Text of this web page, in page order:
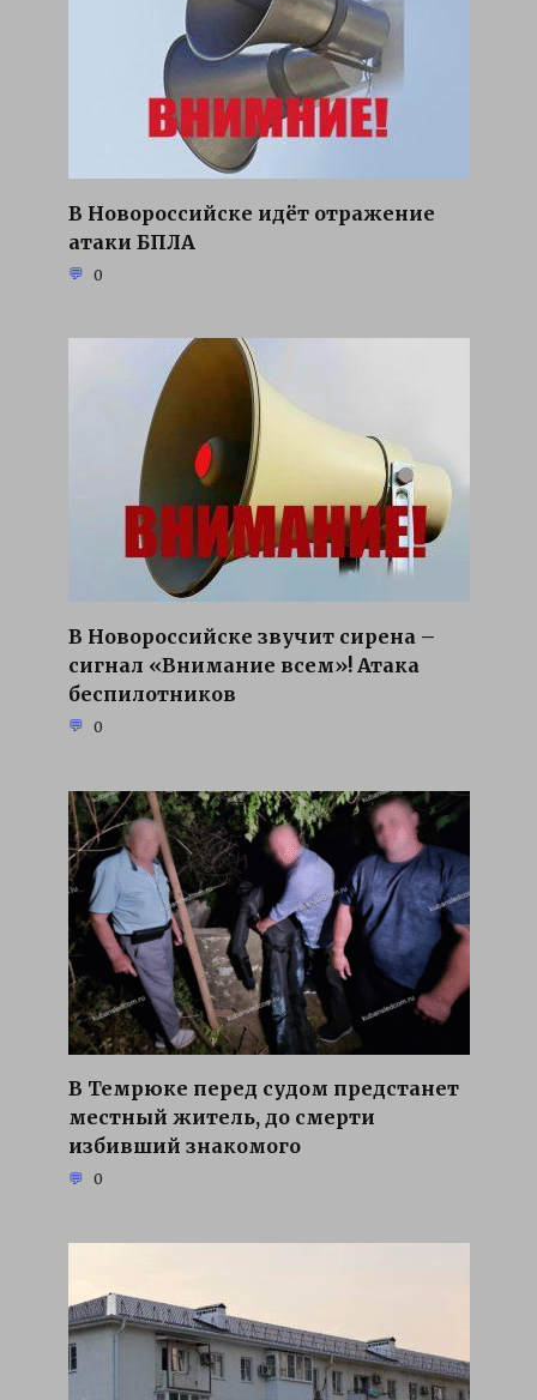
В Новороссийске идёт отражение
атаки БПЛА
0
В Новороссийске звучит сирена –
сигнал «Внимание всем»! Атака
беспилотников
0
В Темрюке перед судом предстанет
местный житель, до смерти
избивший знакомого
0